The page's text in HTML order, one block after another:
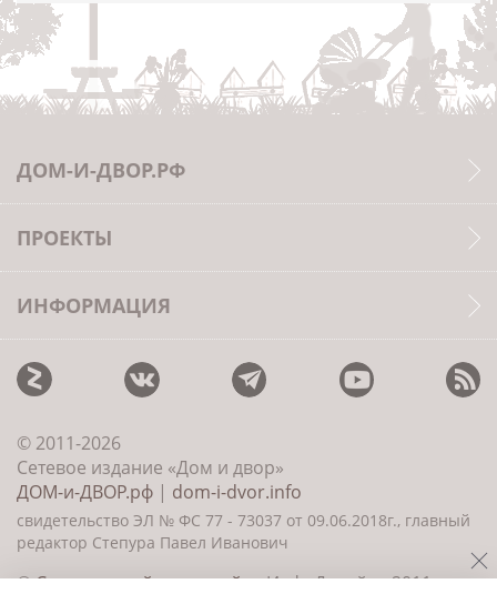
ДОМ-И-ДВОР.РФ
ПРОЕКТЫ
ИНФОРМАЦИЯ
© 2011-2026
Сетевое издание «Дом и двор»
ДОМ-и-ДВОР.рф | dom-i-dvor.info
свидетельство ЭЛ № ФС 77 - 73037 от 09.06.2018г., главный
редактор Степура Павел Иванович
©Создание сайта и дизайн«ИнфоДизайн» 2011—